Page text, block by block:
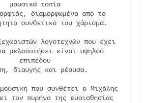
μουσικά τοπία
διαμορφωμένα από το
συνθετικό του χάρισμα.
λογοτεχνών που έχει
μελοποιήσει είναι υψηλού
επιπέδου
διαυγής και ρέουσα.
που συνθέτει ο Μιχάλης
τον πυρήνα της ευαισθησίας